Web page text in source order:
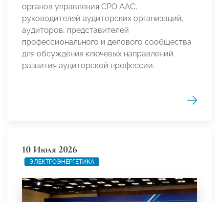
органов управления СРО ААС,
руководителей аудиторских организаций,
аудиторов, представителей
профессионального и делового сообщества
для обсуждения ключевых направлений
развития аудиторской профессии.
10 Июля 2026
ЭЛЕКТРОЭНЕРГЕТИКА